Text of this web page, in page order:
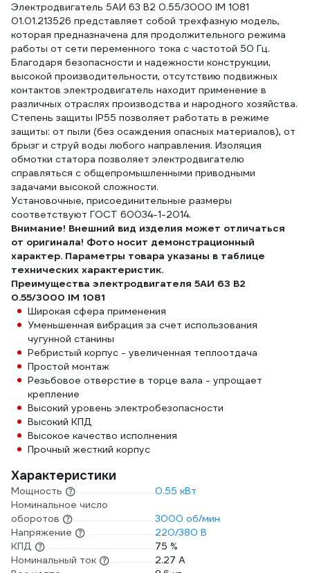
Электродвигатель 5АИ 63 В2 0.55/3000 IM 1081
01.01.213526 представляет собой трехфазную модель,
которая предназначена для продолжительного режима
работы от сети переменного тока с частотой 50 Гц.
Благодаря безопасности и надежности конструкции,
высокой производительности, отсутствию подвижных
контактов электродвигатель находит применение в
различных отраслях производства и народного хозяйства.
Степень защиты IP55 позволяет работать в режиме
защиты: от пыли (без осаждения опасных материалов), от
брызг и струй воды любого направления. Изоляция
обмотки статора позволяет электродвигателю
справляться с общепромышленными приводными
задачами высокой сложности.
Установочные, присоединительные размеры
соответствуют ГОСТ 60034-1-2014.
Внимание! Внешний вид изделия может отличаться
от оригинала! Фото носит демонстрационный
характер. Параметры товара указаны в таблице
технических характеристик.
Преимущества электродвигателя 5АИ 63 В2
0.55/3000 IM 1081
Широкая сфера применения
Уменьшенная вибрация за счет использования
чугунной станины
Ребристый корпус - увеличенная теплоотдача
Простой монтаж
Резьбовое отверстие в торце вала - упрощает
крепление
Высокий уровень электробезопасности
Высокий КПД
Высокое качество исполнения
Прочный жесткий корпус
Характеристики
Мощность
0.55 кВт
Номинальное число
оборотов
3000 об/мин
Напряжение
220/380 В
КПД
75 %
Номинальный ток
2.27 А